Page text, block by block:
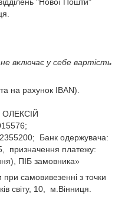
включає у себе вартість
на рахунок IBAN).
Банк одержувача:
платежу:
ПІБ замовника»
самовивезенні з точки
світу, 10, м.Вінниця.